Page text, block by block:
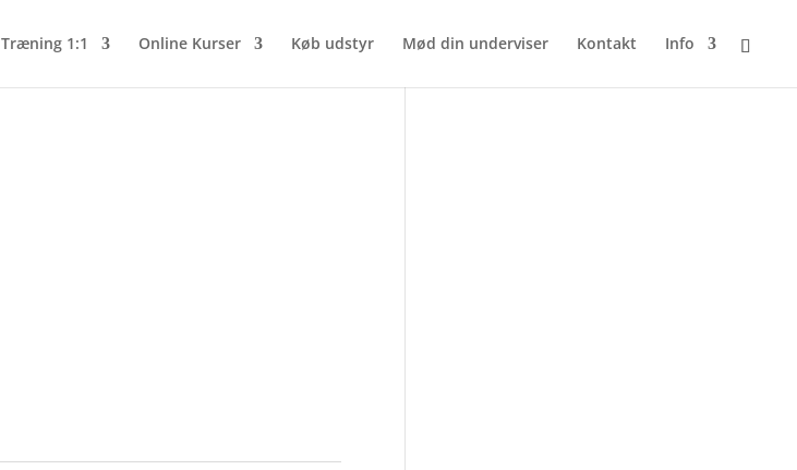
Træning 1:1 Online Kurser Køb udstyr Mød din underviser Kontakt Info